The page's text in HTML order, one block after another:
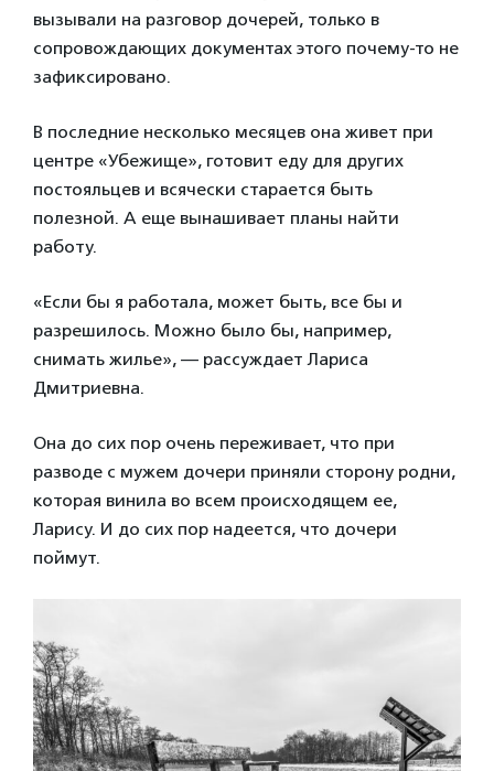
вызывали на разговор дочерей, только в
сопровождающих документах этого почему-то не
зафиксировано.
В последние несколько месяцев она живет при
центре «Убежище», готовит еду для других
постояльцев и всячески старается быть
полезной. А еще вынашивает планы найти
работу.
«Если бы я работала, может быть, все бы и
разрешилось. Можно было бы, например,
снимать жилье», — рассуждает Лариса
Дмитриевна.
Она до сих пор очень переживает, что при
разводе с мужем дочери приняли сторону родни,
которая винила во всем происходящем ее,
Ларису. И до сих пор надеется, что дочери
поймут.